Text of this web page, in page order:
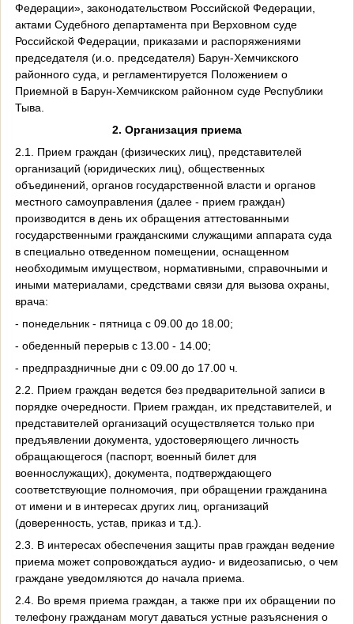
Федерации», законодательством Российской Федерации,
актами Судебного департамента при Верховном суде
Российской Федерации, приказами и распоряжениями
председателя (и.о. председателя) Барун-Хемчикского
районного суда, и регламентируется Положением о
Приемной в Барун-Хемчикском районном суде Республики
Тыва.
2. Организация приема
2.1. Прием граждан (физических лиц), представителей
организаций (юридических лиц), общественных
объединений, органов государственной власти и органов
местного самоуправления (далее - прием граждан)
производится в день их обращения аттестованными
государственными гражданскими служащими аппарата суда
в специально отведенном помещении, оснащенном
необходимым имуществом, нормативными, справочными и
иными материалами, средствами связи для вызова охраны,
врача:
- понедельник - пятница с 09.00 до 18.00;
- обеденный перерыв с 13.00 - 14.00;
- предпраздничные дни с 09.00 до 17.00 ч.
2.2. Прием граждан ведется без предварительной записи в
порядке очередности. Прием граждан, их представителей, и
представителей организаций осуществляется только при
предъявлении документа, удостоверяющего личность
обращающегося (паспорт, военный билет для
военнослужащих), документа, подтверждающего
соответствующие полномочия, при обращении гражданина
от имени и в интересах других лиц, организаций
(доверенность, устав, приказ и т.д.).
2.3. В интересах обеспечения защиты прав граждан ведение
приема может сопровождаться аудио- и видеозаписью, о чем
граждане уведомляются до начала приема.
2.4. Во время приема граждан, а также при их обращении по
телефону гражданам могут даваться устные разъяснения о